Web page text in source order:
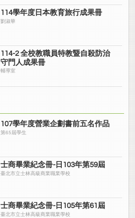
114學年度日本教育旅行成果冊
劉淑華
114-2 全校教職員特教暨自殺防治
守門人成果冊
輔導室
107學年度營業企劃書前五名作品
第65屆學生
士商畢業紀念冊-日103年第59屆
臺北市立士林高級商業職業學校
士商畢業紀念冊-日105年第61屆
臺北市立士林高級商業職業學校